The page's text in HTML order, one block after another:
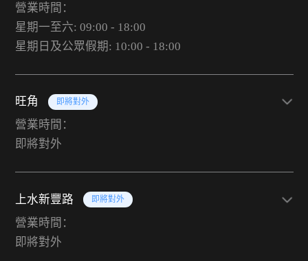
營業時間：
星期一至六: 09:00 - 18:00
星期日及公眾假期: 10:00 - 18:00
旺角 即將對外
營業時間：
即將對外
上水新豐路 即將對外
營業時間：
即將對外